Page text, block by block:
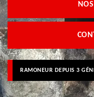
RAMONEUR DEPUIS 3